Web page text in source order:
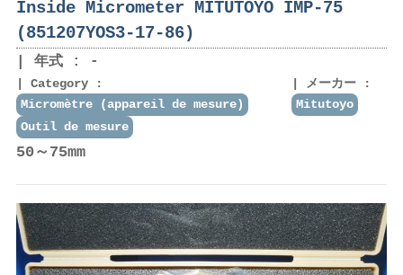
Inside Micrometer MITUTOYO IMP-75
(851207YOS3-17-86)
年式 : -
Category :
Micromètre (appareil de mesure)
Outil de mesure
メーカー :
Mitutoyo
50～75mm